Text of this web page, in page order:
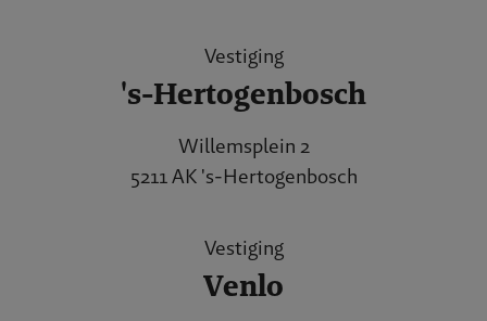
Vestiging
's-Hertogenbosch
Willemsplein 2
5211 AK 's-Hertogenbosch
Vestiging
Venlo